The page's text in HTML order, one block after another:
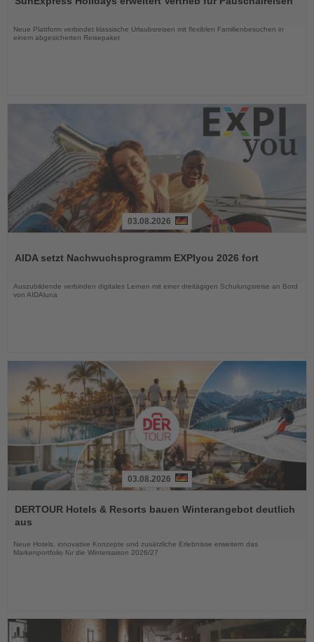
die
Neue Plattform verbindet klassische Urlaubsreisen mit flexiblen Familienbesuchen in
einem abgesicherten Reisepaket
die
03.08.2026
AIDA setzt Nachwuchsprogramm EXPIyou 2026 fort
Auszubildende verbinden digitales Lernen mit einer dreitägigen Schulungsreise an Bord
von AIDAluna
Sie
die
03.08.2026
DERTOUR Hotels & Resorts bauen Winterangebot deutlich
aus
Neue Hotels, innovative Konzepte und zusätzliche Erlebnisse erweitern das
Markenportfolio für die Wintersaison 2026/27